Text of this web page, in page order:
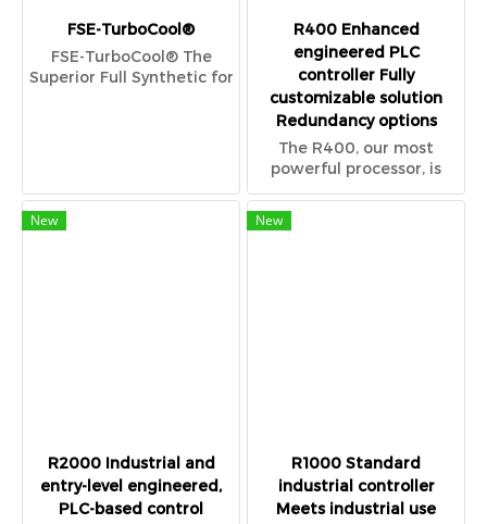
FSE-TurboCool®
FSE-TurboCool® The
Superior Full Synthetic for
R400 Enhanced
engineered PLC
controller Fully
customizable solution
Redundancy options
The R400, our most
powerful processor, is
compressor system
application. Capabilities
New
R2000 Industrial and
entry-level engineered,
PLC-based control
New
R1000 Standard
industrial controller
Meets industrial use